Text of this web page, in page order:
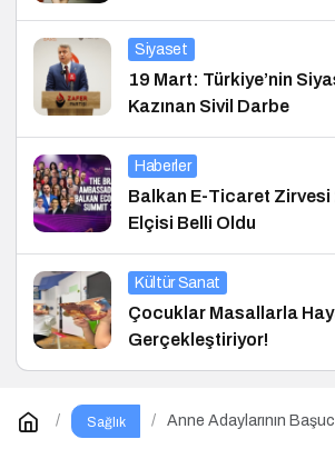
Siyaset
19 Mart: Türkiye’nin
Kazınan Sivil Darbe
Haberler
Balkan E-Ticaret Zirvesi
Elçisi Belli Oldu
Kültür Sanat
Çocuklar Masallarla
Gerçekleştiriyor!
Sağlık Anne Adaylarının